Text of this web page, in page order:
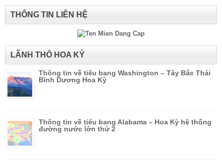
THÔNG TIN LIÊN HỆ
LÃNH THỔ HOA KỲ
Thông tin về tiểu bang Washington – Tây Bắc Thái
Bình Dương Hoa Kỳ
Thông tin về tiểu bang Alabama – Hoa Kỳ hệ thống
đường nước lớn thứ 2